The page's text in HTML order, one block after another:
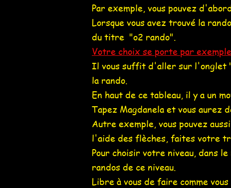
Par exemple, vous pouvez
Lorsque vous avez trouvé la
du titre "o2 rando".
Votre choix se porte par
Il vous suffit d'aller sur l'onglet "
la rando.
En haut de ce tableau, il y a un
Tapez Magdanela et vous aurez
Autre exemple, vous pouvez
l'aide des flèches, faites votre
Pour choisir votre niveau, dans
randos de ce niveau.
Libre à vous de faire comme vous